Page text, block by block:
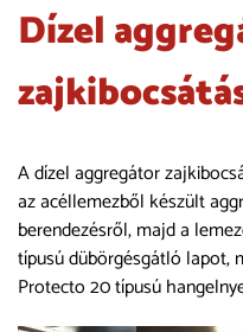
Dízel
A dízel aggregátor
az acéllemezből készült
berendezésről, majd a
típusú dübörgésgátló lapot,
Protecto 20 típusú